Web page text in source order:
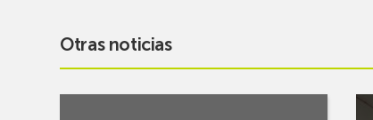
Otras noticias